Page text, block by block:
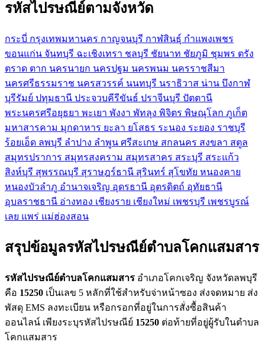
รหัสไปรษณีย์ตามจังหวัด
กระบี่ กรุงเทพมหานคร กาญจนบุรี กาฬสินธุ์ กำแพงเพชร
ขอนแก่น จันทบุรี ฉะเชิงเทรา ชลบุรี ชัยนาท ชัยภูมิ ชุมพร ตรัง
ตราด ตาก นครนายก นครปฐม นครพนม นครราชสีมา
นครศรีธรรมราช นครสวรรค์ นนทบุรี นราธิวาส น่าน บึงกาฬ
บุรีรัมย์ ปทุมธานี ประจวบคีรีขันธ์ ปราจีนบุรี ปัตตานี
พระนครศรีอยุธยา พะเยา พังงา พัทลุง พิจิตร พิษณุโลก ภูเก็ต
มหาสารคาม มุกดาหาร ยะลา ยโสธร ระนอง ระยอง ราชบุรี
ร้อยเอ็ด ลพบุรี ลำปาง ลำพูน ศรีสะเกษ สกลนคร สงขลา สตูล
สมุทรปราการ สมุทรสงคราม สมุทรสาคร สระบุรี สระแก้ว
สิงห์บุรี สุพรรณบุรี สุราษฎร์ธานี สุรินทร์ สุโขทัย หนองคาย
หนองบัวลำภู อำนาจเจริญ อุดรธานี อุตรดิตถ์ อุทัยธานี
อุบลราชธานี อ่างทอง เชียงราย เชียงใหม่ เพชรบุรี เพชรบูรณ์
เลย แพร่ แม่ฮ่องสอน
สรุปข้อมูลรหัสไปรษณีย์ตำบลโคกแสมสาร
รหัสไปรษณีย์ตำบลโคกแสมสาร อำเภอโคกเจริญ จังหวัดลพบุรี
คือ 15250 เป็นเลข 5 หลักที่ใช้สำหรับจ่าหน้าซอง ส่งจดหมาย ส่ง
พัสดุ EMS ลงทะเบียน หรือกรอกที่อยู่ในการสั่งซื้อสินค้า
ออนไลน์ เพียงระบุรหัสไปรษณีย์ 15250 ต่อท้ายที่อยู่ผู้รับในตำบล
โคกแสมสาร